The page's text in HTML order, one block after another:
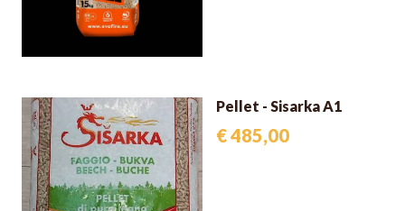
Pellet - Sisarka A1
€ 485,00